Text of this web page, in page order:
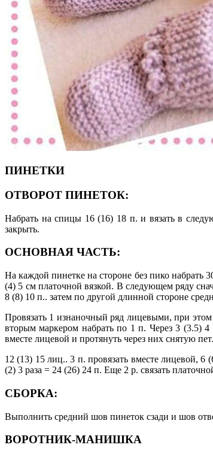
ПИНЕТКИ
ОТВОРОТ ПИНЕТОК:
Набрать на спицы 16 (16) 18 п. и вязать в
закрыть.
ОСНОВНАЯ ЧАСТЬ:
На каждой пинетке на стороне без пико набрать
(4) 5 см платочной вязкой. В следующем ряду
8 (8) 10 п.. затем по другой длинной стороне
Провязать 1 изнаночный ряд лицевыми, при
вторым маркером набрать по 1 п. Через 3 (3.5)
вместе лицевой и протянуть через них снятую
12 (13) 15 лиц.. 3 п. провязать вместе лицевой,
(2) 3 раза = 24 (26) 24 п. Еще 2 р. связать
СБОРКА:
Выполнить средний шов пинеток сзади и шов
ВОРОТНИК-МАНИШКА